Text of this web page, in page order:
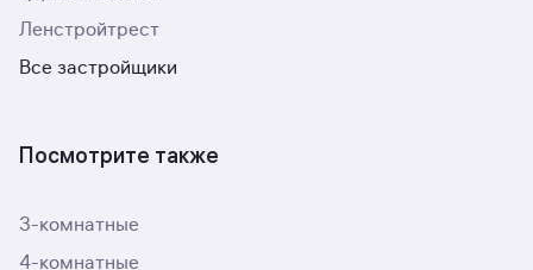
Ленстройтрест
Все застройщики
Посмотрите также
3-комнатные
4-комнатные